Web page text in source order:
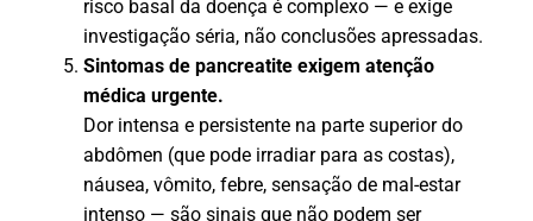
risco basal da doença é complexo — e exige
investigação séria, não conclusões apressadas.
Sintomas de pancreatite exigem atenção
médica urgente.
Dor intensa e persistente na parte superior do
abdômen (que pode irradiar para as costas),
náusea, vômito, febre, sensação de mal-estar
intenso — são sinais que não podem ser